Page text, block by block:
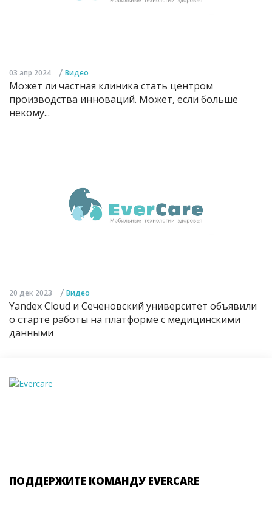
03 апр 2024 / Видео
Может ли частная клиника стать центром
производства инноваций. Может, если больше
некому...
20 дек 2023 / Видео
Yandex Cloud и Сеченовский университет объявили
о старте работы на платформе с медицинскими
данными
ПОДДЕРЖИТЕ КОМАНДУ EVERCARE